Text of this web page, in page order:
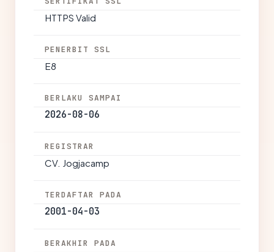
HTTPS Valid
PENERBIT SSL
E8
BERLAKU SAMPAI
2026-08-06
REGISTRAR
CV. Jogjacamp
TERDAFTAR PADA
2001-04-03
BERAKHIR PADA